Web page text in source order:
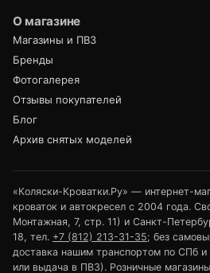
О магазине
Магазины и ПВЗ
Бренды
Фотогалерея
Отзывы покупателей
Блог
Архив снятых моделей
«Коляски-Кроватки.Ру» — интернет-
кроваток и автокресел с 2004 года.
Монтажная, 7, стр. 11) и Санкт-
18, тел. +7 (812) 213-31-35; без
доставка нашим транспортом по СПб и
или выдача в ПВЗ). Розничные